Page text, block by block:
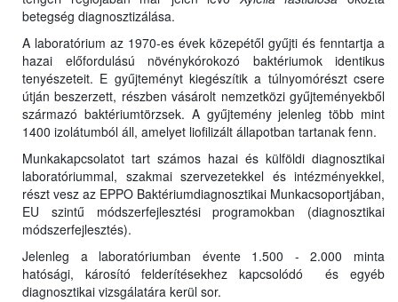
betegség diagnosztizálása.
A laboratórium az 1970-es évek közepétől gyűjti és fenntartja a
hazai előfordulású növénykórokozó baktériumok identikus
tenyészeteit. E gyűjteményt kiegészítik a túlnyomórészt csere
útján beszerzett, részben vásárolt nemzetközi gyűjteményekből
származó baktériumtörzsek. A gyűjtemény jelenleg több mint
1400 izolátumból áll, amelyet liofilizált állapotban tartanak fenn.
Munkakapcsolatot tart számos hazai és külföldi diagnosztikai
laboratóriummal, szakmai szervezetekkel és intézményekkel,
részt vesz az EPPO Baktériumdiagnosztikai Munkacsoportjában,
EU szintű módszerfejlesztési programokban (diagnosztikai
módszerfejlesztés).
Jelenleg a laboratóriumban évente 1.500 - 2.000 minta
hatósági, károsító felderítésekhez kapcsolódó és egyéb
diagnosztikai vizsgálatára kerül sor.